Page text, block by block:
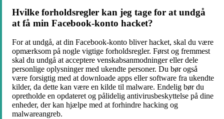
Hvilke forholdsregler kan jeg tage for at undgå
at få min Facebook-konto hacket?
For at undgå, at din Facebook-konto bliver hacket, skal du være
opmærksom på nogle vigtige forholdsregler. Først og fremmest
skal du undgå at acceptere venskabsanmodninger eller dele
personlige oplysninger med ukendte personer. Du bør også
være forsigtig med at downloade apps eller software fra ukendte
kilder, da dette kan være en kilde til malware. Endelig bør du
opretholde en opdateret og pålidelig antivirusbeskyttelse på dine
enheder, der kan hjælpe med at forhindre hacking og
malwareangreb.